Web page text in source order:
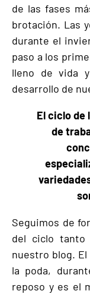
de las fases
brotación. Las
durante el
paso a los
lleno de vida
desarrollo de
El ciclo de
de
Seguimos de
del ciclo
nuestro blog.
la poda,
reposo y es el